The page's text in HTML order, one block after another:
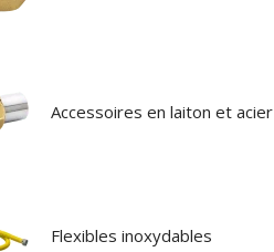
Accessoires en laiton et acier
Flexibles inoxydables